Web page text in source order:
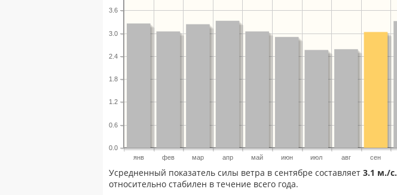
янв фев мар апр май июн июл авг сен
0.0
0.6
1.2
1.8
2.4
3.0
3.6
Усредненный показатель силы ветра в сентябре составляет 3.1 м./с.
относительно стабилен в течение всего года.